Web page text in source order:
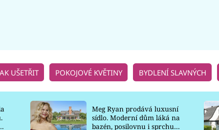
UŠETŘIT POKOJOVÉ KVĚTINY BYDLENÍ SLAVNÝCH
Meg Ryan prodává luxusní
sídlo. Moderní dům láká na
bazén, posilovnu i sprchu